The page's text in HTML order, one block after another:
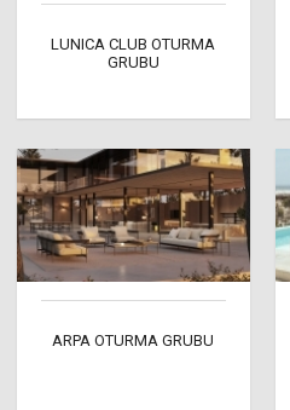
LUNICA CLUB OTURMA
GRUBU
ARPA OTURMA GRUBU